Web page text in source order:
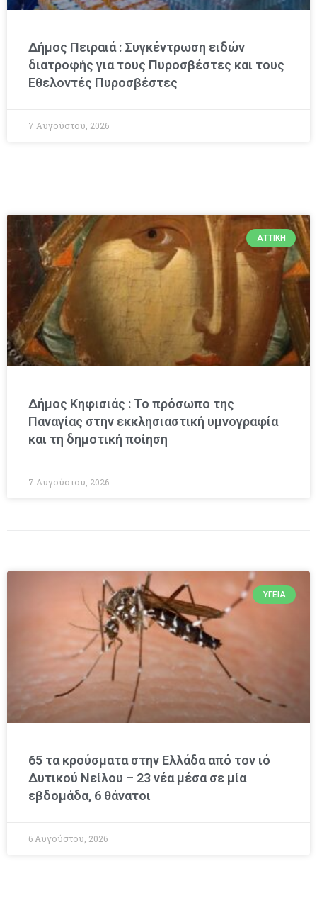
Δήμος Πειραιά : Συγκέντρωση ειδών
διατροφής για τους Πυροσβέστες και τους
Εθελοντές Πυροσβέστες
7 Αυγούστου, 2026
ΑΤΤΙΚΉ
Δήμος Κηφισιάς : Το πρόσωπο της
Παναγίας στην εκκλησιαστική υμνογραφία
και τη δημοτική ποίηση
7 Αυγούστου, 2026
ΥΓΕΊΑ
65 τα κρούσματα στην Ελλάδα από τον ιό
Δυτικού Νείλου – 23 νέα μέσα σε μία
εβδομάδα, 6 θάνατοι
6 Αυγούστου, 2026